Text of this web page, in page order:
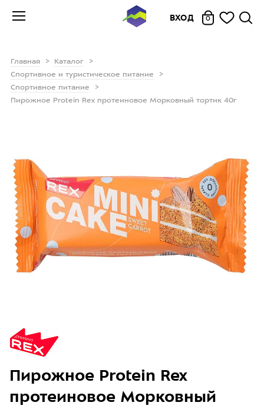
ВХОД 0
Главная
Каталог
Спортивное и туристическое питание
Спортивное питание
Пирожное Protein Rex протеиновое Морковный тортик 40г
Пирожное Protein Rex
протеиновое Морковный